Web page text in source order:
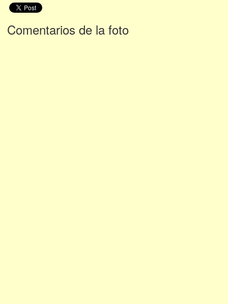
Comentarios de la foto